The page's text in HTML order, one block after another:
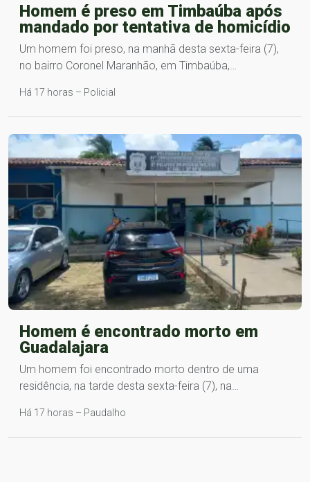
Homem é preso em Timbaúba após
mandado por tentativa de homicídio
Um homem foi preso, na manhã desta sexta-feira (7),
no bairro Coronel Maranhão, em Timbaúba,…
Há 17 horas – Policial
Homem é encontrado morto em
Guadalajara
Um homem foi encontrado morto dentro de uma
residência, na tarde desta sexta-feira (7), na…
Há 17 horas – Paudalho